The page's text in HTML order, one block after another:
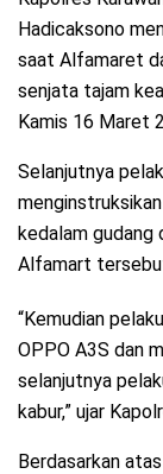
Hadicaksono
saat Alfamaret
senjata tajam
Kamis 16 Maret
Selanjutnya
kedalam gudang
Alfamart
“Kemudian
OPPO A3S dan
selanjutnya
kabur,” ujar
Berdasarkan